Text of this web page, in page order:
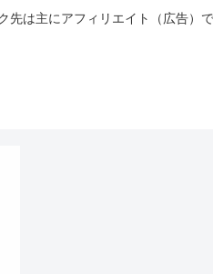
先は主にアフィリエイト（広告）